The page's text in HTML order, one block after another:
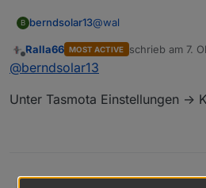
B berndsolar13@wal
kann man vorher die
sichern ?
schieben
Offline
Ralla66 MOST ACTIVE schrieb am 7.
zuletzt editiert
@berndsolar13
Unter Tasmota Einstellungen ->